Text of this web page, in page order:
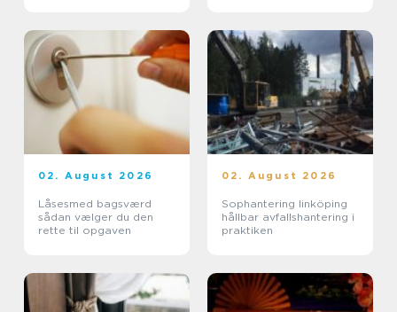
02. August 2026
Låsesmed bagsværd
sådan vælger du den
rette til opgaven
02. August 2026
Sophantering linköping
hållbar avfallshantering i
praktiken